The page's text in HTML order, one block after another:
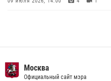
Пазл счастливой жизни: история
вневедомственной охраны
Москва
Официальный сайт мэра